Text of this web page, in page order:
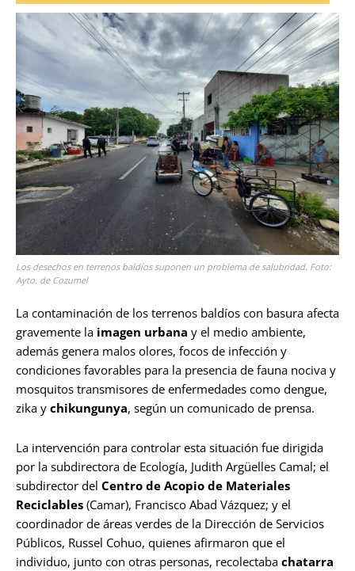
Los desechos en terrenos baldíos suponen un problema de salubridad. Foto:
Ayto. de Cozumel
La contaminación de los terrenos baldíos con basura afecta
gravemente la imagen urbana y el medio ambiente,
además genera malos olores, focos de infección y
condiciones favorables para la presencia de fauna nociva y
mosquitos transmisores de enfermedades como dengue,
zika y chikungunya, según un comunicado de prensa.
La intervención para controlar esta situación fue dirigida
por la subdirectora de Ecología, Judith Argüelles Camal; el
subdirector del Centro de Acopio de Materiales
Reciclables (Camar), Francisco Abad Vázquez; y el
coordinador de áreas verdes de la Dirección de Servicios
Públicos, Russel Cohuo, quienes afirmaron que el
individuo, junto con otras personas, recolectaba chatarra